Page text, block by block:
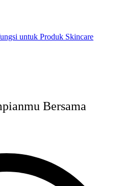
untuk Produk Skincare
Bersama